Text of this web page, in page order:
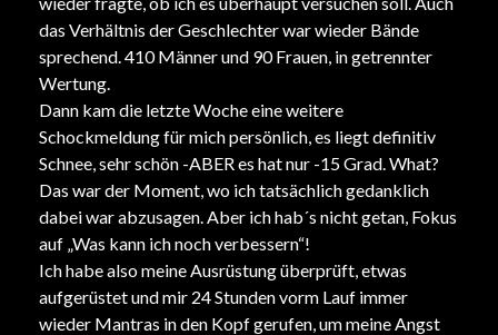
das Verhältnis der Geschlechter war wieder Bände
sprechend. 410 Männer und 90 Frauen, in getrennter
Wertung.
Dann kam die letzte Woche eine weitere
Schockmeldung für mich persönlich, es liegt definitiv
Schnee, sehr schön -ABER es hat nur -15 Grad. What?
Das war der Moment, wo ich tatsächlich gedanklich
dabei war abzusagen. Aber ich hab´s nicht getan, Fokus
auf „Was kann ich noch verbessern“!
Ich habe also meine Ausrüstung überprüft, etwas
aufgerüstet und mir 24 Stunden vorm Lauf immer
wieder Mantras in den Kopf gerufen, um meine Angst